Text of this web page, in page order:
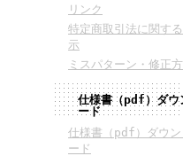
リンク
特定商取引法に関す
示
ミスパターン・修正
仕様書（pdf）ダウ
ード
仕様書（pdf）ダウン
ード